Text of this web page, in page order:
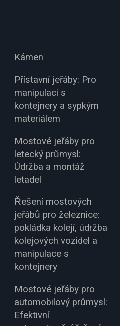
Kámen
Přístavní jeřáby: Pro
manipulaci s
kontejnery a sypkým
materiálem
Mostové jeřáby pro
letecký průmysl:
Údržba a montáž
letadel
Řešení mostových
jeřábů pro železnice:
pokládka kolejí, údržba
kolejových vozidel a
manipulace s
kontejnery
Mostové jeřáby pro
automobilový průmysl:
Efektivní